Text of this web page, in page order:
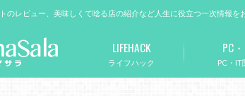
のレビュー、美味しくて唸る店の紹介など人生に役立つ一次情報を
ライフハック
LIFEHACK
PC・IT
PC